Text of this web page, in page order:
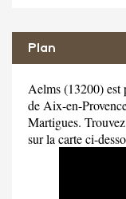
Plan
Aelms (13200) est
de Aix-en-
Martigues.
sur la carte ci-